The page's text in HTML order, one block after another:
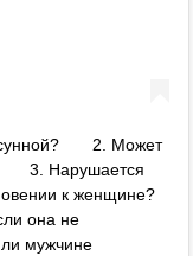
⠀ 2. Может
⠀ 3. Нарушается
к женщине?
она не
мужчине